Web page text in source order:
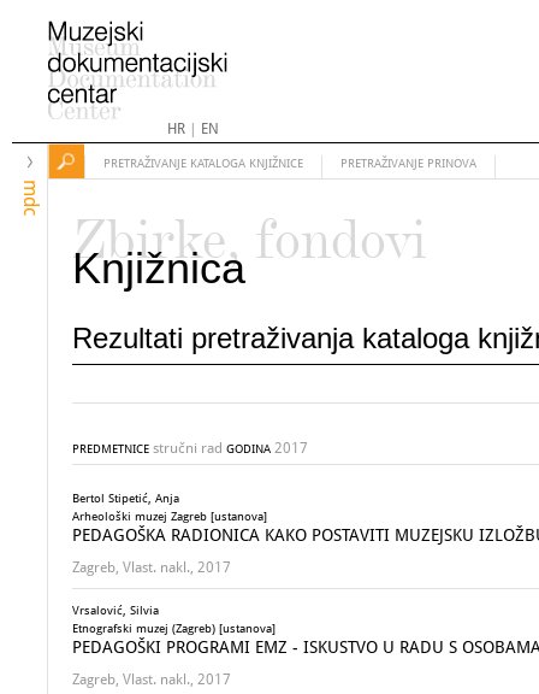
HR| EN
mdc
PRETRAŽIVANJE KATALOGA KNJIŽNICE PRETRAŽIVANJE PRINOVA
Zbirke, fondovi
Knjižnica
Rezultati pretraživanja kataloga
PREDMETNICE stručni rad GODINA 2017
Bertol Stipetić, Anja
Arheološki muzej Zagreb [ustanova]
PEDAGOŠKA RADIONICA KAKO POSTAVITI MUZEJSKU
Zagreb, Vlast. nakl., 2017
Vrsalović, Silvia
Etnografski muzej (Zagreb) [ustanova]
PEDAGOŠKI PROGRAMI EMZ - ISKUSTVO U RADU S
Zagreb, Vlast. nakl., 2017